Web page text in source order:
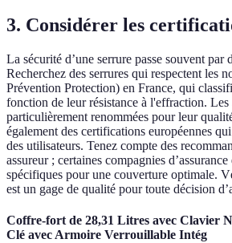
3. Considérer les
La sécurité d’une serrure passe souvent par
Recherchez des serrures qui respectent les
Prévention Protection) en France, qui
fonction de leur résistance à l'effraction.
particulièrement renommées pour leur
également des certifications européennes
des utilisateurs. Tenez compte des
assureur ; certaines compagnies
spécifiques pour une couverture optimale.
est un gage de qualité pour toute décision
Coffre-fort de 28,31 Litres avec Clavier
Clé avec Armoire Verrouillable Intég